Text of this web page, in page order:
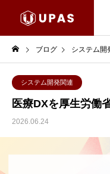
ブログ システム開
システム開発関連
医療DXを厚生労働
2026.06.24